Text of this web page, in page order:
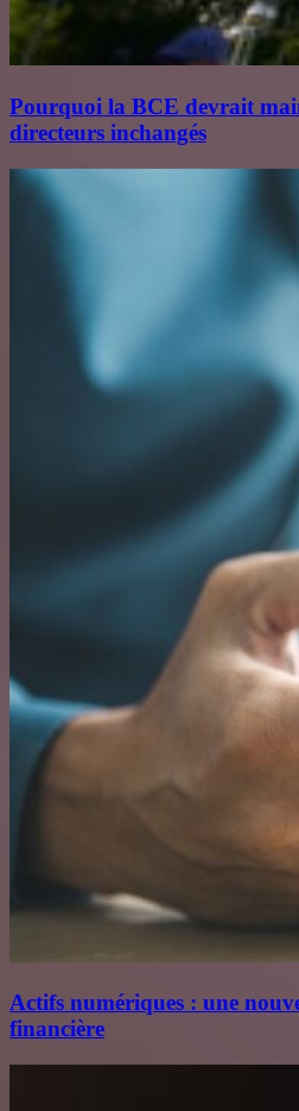
Pourquoi la BCE devrait
directeurs inchangés
Actifs numériques : une
financière